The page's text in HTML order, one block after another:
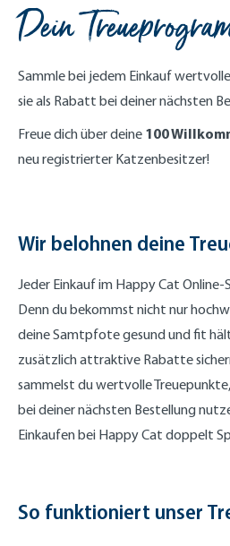
Dein
Sammle bei jedem Einkauf
sie als Rabatt bei deiner nächsten
Freue dich über deine 100
neu registrierter Katzenbesitzer!
Wir belohnen deine
Jeder Einkauf im Happy Cat
Denn du bekommst nicht nur
deine Samtpfote gesund und fit
zusätzlich attraktive Rabatte
sammelst du wertvolle
bei deiner nächsten Bestellung
Einkaufen bei Happy Cat doppelt
So funktioniert unser